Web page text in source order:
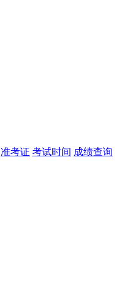
准考证 考试时间 成绩查询